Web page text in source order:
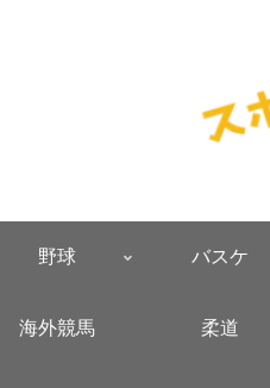
野球 バスケ
海外競馬 柔道